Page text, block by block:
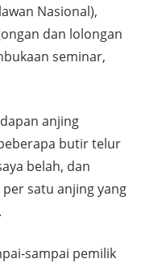
Nasional),
dan lolongan
seminar,
anjing
butir telur
belah, dan
satu anjing yang
sampai pemilik